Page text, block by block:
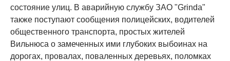
состояние улиц. В аварийную службу ЗАО "Grinda"
также поступают сообщения полицейских, водителей
общественного транспорта, простых жителей
Вильнюса о замеченных ими глубоких выбоинах на
дорогах, провалах, поваленных деревьях, поломках